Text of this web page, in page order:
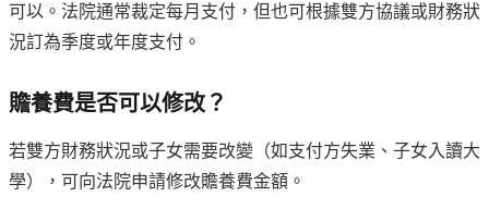
可以。法院通常裁定每月支付，但也可根據雙方協議或財務狀
況訂為季度或年度支付。
贍養費是否可以修改？
若雙方財務狀況或子女需要改變（如支付方失業、子女入讀大
學），可向法院申請修改贍養費金額。